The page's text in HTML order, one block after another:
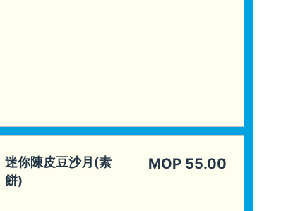
迷你陳皮豆沙月(素
餅)
MOP 55.00